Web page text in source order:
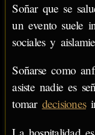
Soñar que se
un evento suele
sociales y
Soñarse como
asiste nadie es
tomar decisiones